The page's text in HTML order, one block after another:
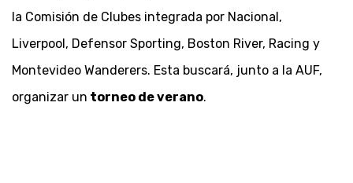
la Comisión de Clubes integrada por Nacional,
Liverpool, Defensor Sporting, Boston River, Racing y
Montevideo Wanderers. Esta buscará, junto a la AUF,
organizar un torneo de verano.